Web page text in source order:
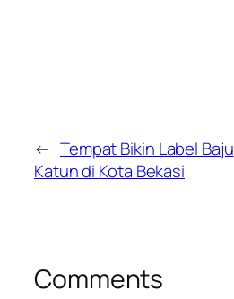
← Tempat Bikin Label Baju
Katun di Kota Bekasi
Comments